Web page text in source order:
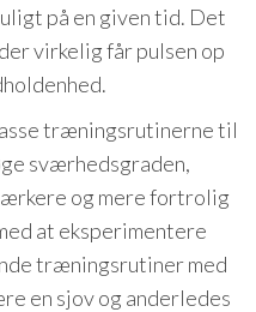
på en given tid. Det
virkelig får pulsen op
træningsrutinerne til
sværhedsgraden,
og mere fortrolig
at eksperimentere
træningsrutiner med
en sjov og anderledes